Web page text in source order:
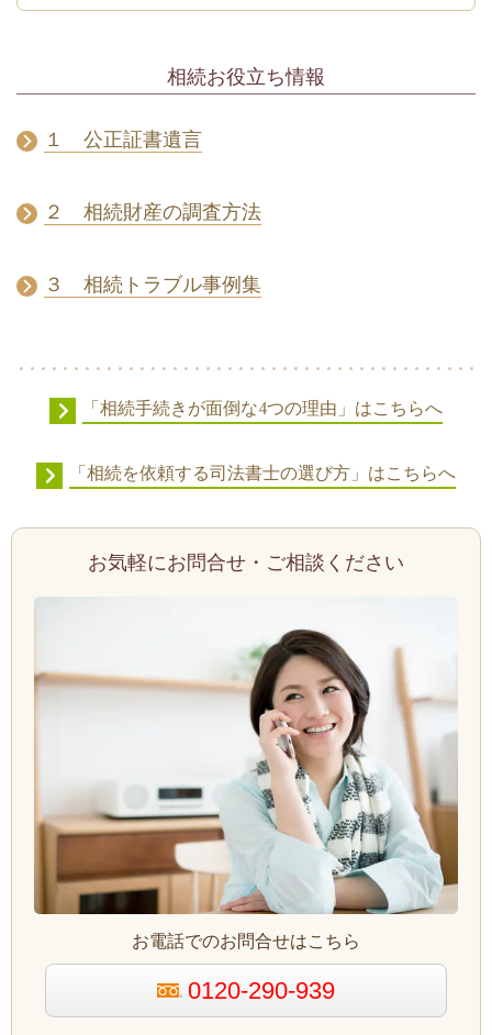
相続お役立ち情報
１ 公正証書遺言
２ 相続財産の調査方法
３ 相続トラブル事例集
「相続手続きが面倒な4つの理由」はこちらへ
「相続を依頼する司法書士の選び方」はこちらへ
お気軽にお問合せ・ご相談ください
お電話でのお問合せはこちら
0120-290-939